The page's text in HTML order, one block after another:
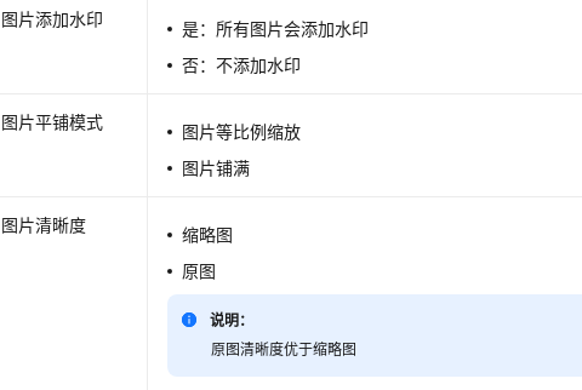
图片添加水印
是：所有图片会添加水印
否：不添加水印
图片平铺模式
图片等比例缩放
图片铺满
图片清晰度
缩略图
原图
说明：
原图清晰度优于缩略图